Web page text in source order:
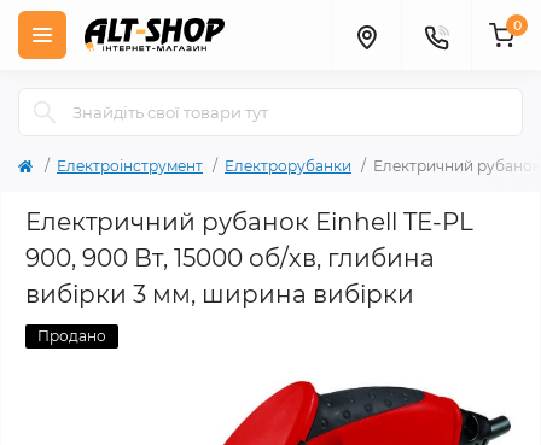
0
Електроінструмент Електрорубанки Електричний
Електричний рубанок Einhell TE-PL
900, 900 Вт, 15000 об/хв, глибина
вибірки 3 мм, ширина вибірки
Продано